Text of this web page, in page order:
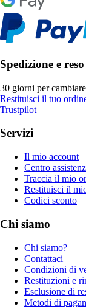
Spedizione e reso
30 giorni per
Restituisci il tuo
Trustpilot
Servizi
Il mio account
Centro
Traccia il mio
Restituisci il
Codici sconto
Chi siamo
Chi siamo?
Contattaci
Condizioni di
Restituzioni e
Esclusione di
Metodi di